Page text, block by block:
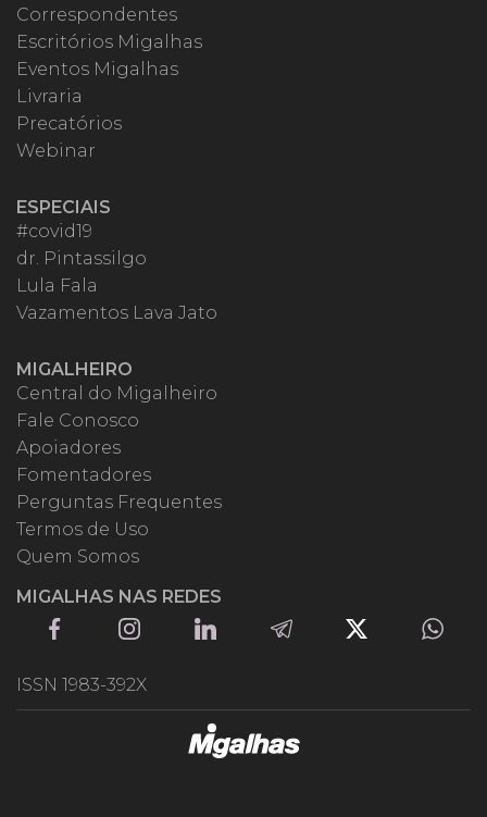
Correspondentes
Escritórios Migalhas
Eventos Migalhas
Livraria
Precatórios
Webinar
ESPECIAIS
#covid19
dr. Pintassilgo
Lula Fala
Vazamentos Lava Jato
MIGALHEIRO
Central do Migalheiro
Fale Conosco
Apoiadores
Fomentadores
Perguntas Frequentes
Termos de Uso
Quem Somos
MIGALHAS NAS REDES
ISSN 1983-392X